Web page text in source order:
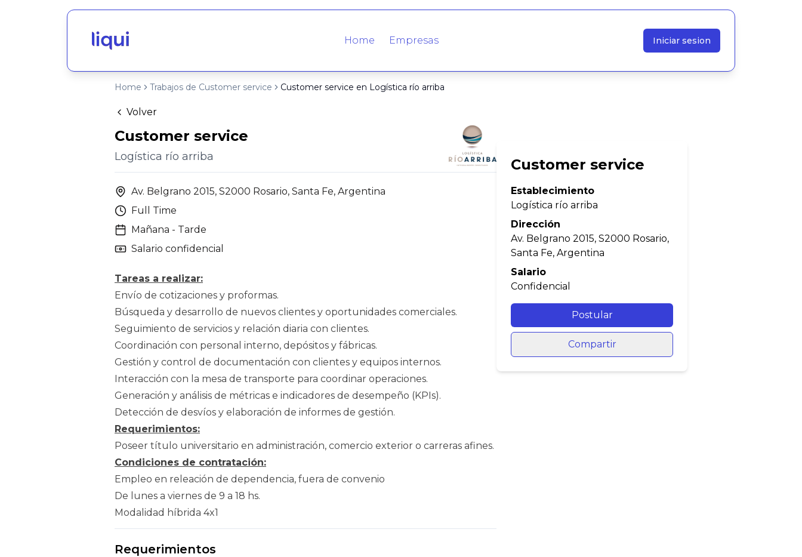
Home Empresas Iniciar sesion
Home Trabajos de Customer service Customer service en Logística río arriba
Volver
Customer service
Logística río arriba
Av. Belgrano 2015, S2000 Rosario, Santa Fe, Argentina
Full Time
Mañana - Tarde
Salario confidencial
Tareas a realizar:
Envío de cotizaciones y proformas.
Búsqueda y desarrollo de nuevos clientes y oportunidades comerciales.
Seguimiento de servicios y relación diaria con clientes.
Coordinación con personal interno, depósitos y fábricas.
Gestión y control de documentación con clientes y equipos internos.
Interacción con la mesa de transporte para coordinar operaciones.
Generación y análisis de métricas e indicadores de desempeño (KPIs).
Detección de desvíos y elaboración de informes de gestión.
Requerimientos:
Poseer título universitario en administración, comercio exterior o carreras afines.
Condiciones de contratación:
Empleo en releación de dependencia, fuera de convenio
De lunes a viernes de 9 a 18 hs.
Modalidad híbrida 4x1
Requerimientos
Customer service
Establecimiento
Logística río arriba
Dirección
Av. Belgrano 2015, S2000 Rosario,
Santa Fe, Argentina
Salario
Confidencial
Postular
Compartir